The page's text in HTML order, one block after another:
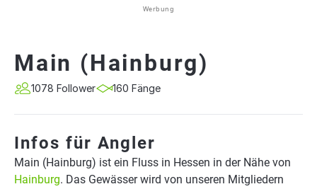
Werbung
Main (Hainburg)
1078 Follower 160 Fänge
Infos für Angler
Main (Hainburg) ist ein Fluss in Hessen in der Nähe von
Hainburg. Das Gewässer wird von unseren Mitgliedern